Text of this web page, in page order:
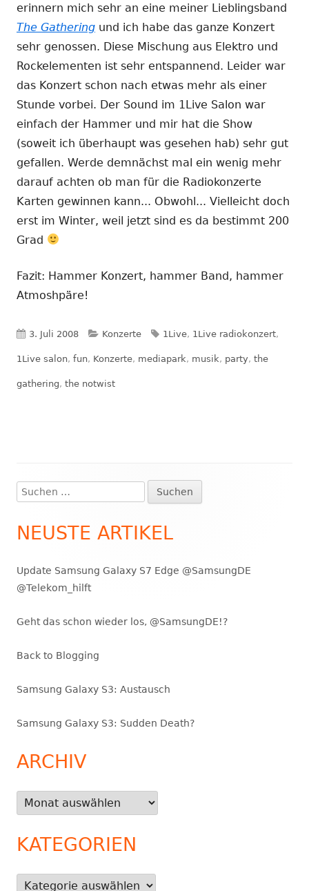
erinnern mich sehr an eine meiner Lieblingsband
The Gathering und ich habe das ganze Konzert
sehr genossen. Diese Mischung aus Elektro und
Rockelementen ist sehr entspannend. Leider war
das Konzert schon nach etwas mehr als einer
Stunde vorbei. Der Sound im 1Live Salon war
einfach der Hammer und mir hat die Show
(soweit ich überhaupt was gesehen hab) sehr gut
gefallen. Werde demnächst mal ein wenig mehr
darauf achten ob man für die Radiokonzerte
Karten gewinnen kann... Obwohl... Vielleicht doch
erst im Winter, weil jetzt sind es da bestimmt 200
Grad
Fazit: Hammer Konzert, hammer Band, hammer
Atmoshpäre!
Veröffentlicht
am
3. Juli 2008 Kategorien
Konzerte Schlagwörter
1Live, 1Live radiokonzert,
1Live salon, fun, Konzerte, mediapark, musik, party, the
gathering, the notwist
Haupt-
Seitenleiste
Suchen
nach:
NEUSTE ARTIKEL
Update Samsung Galaxy S7 Edge @SamsungDE
@Telekom_hilft
Geht das schon wieder los, @SamsungDE!?
Back to Blogging
Samsung Galaxy S3: Austausch
Samsung Galaxy S3: Sudden Death?
ARCHIV
Archiv
KATEGORIEN
Kategorien